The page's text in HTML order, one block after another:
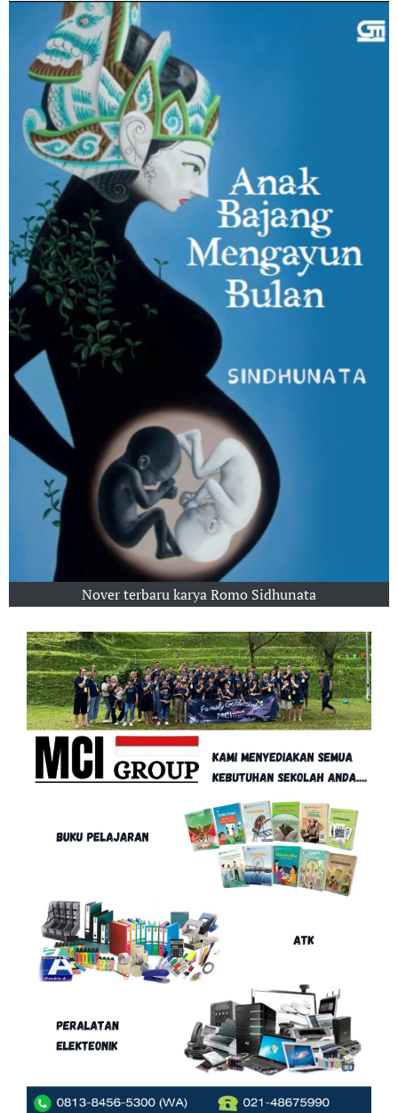
Nover terbaru karya Romo Sidhunata